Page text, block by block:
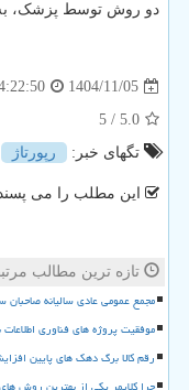
دو روش توسط پزشک،
1404/11/05
5.0
/ 5
تگهای خبر:
رپورتاژ
این مطلب را می
تازه ترین مطالب
مجمع عمومی عادی سالیانه
موفقیت پروژه های فناوری
رقم کالا برگ دهک های پایین